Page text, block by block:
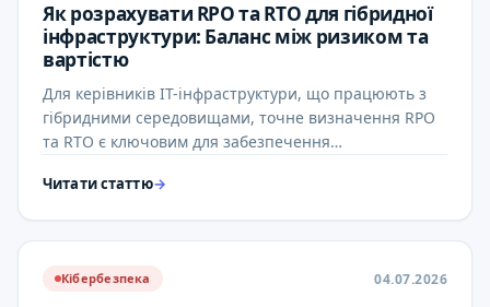
Як розрахувати RPO та RTO для гібридної
інфраструктури: Баланс між ризиком та
вартістю
Для керівників ІТ-інфраструктури, що працюють з
гібридними середовищами, точне визначення RPO
та RTO є ключовим для забезпечення
Читати статтю→
04.07.2026
Кібербезпека